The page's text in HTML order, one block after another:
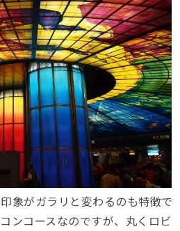
象がガラリと変わるのも特徴で
ンコースなのですが、丸くロビ